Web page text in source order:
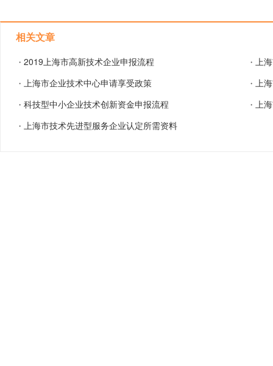
相关文章
・ 2019上海市高新技术企业申报流程 ・ 上
・ 上海市企业技术中心申请享受政策 ・ 上
・ 科技型中小企业技术创新资金申报流程 ・ 上
・ 上海市技术先进型服务企业认定所需资料